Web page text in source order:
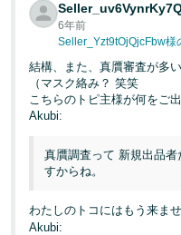
6年前
Seller_Yzt9tOjQjcFbw様
結構、また、真贋審査が多
（マスク絡み？ 笑笑
こちらのトピ主様が何をご
Akubi:
真贋調査って 新規出品
すからね。
わたしのトコにはもう来ま
Akubi: